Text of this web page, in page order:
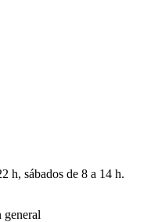
h, sábados de 8 a 14 h.